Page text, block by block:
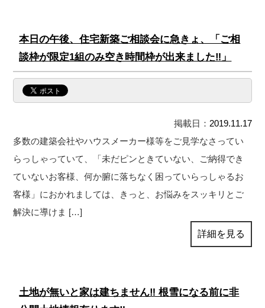
本日の午後、住宅新築ご相談会に急きょ、「ご相
談枠が限定1組のみ空き時間枠が出来ました‼」
掲載日： 2019.11.17
多数の建築会社やハウスメーカー様等をご見学なさってい
らっしゃっていて、「未だピンときていない、ご納得でき
ていないお客様、何か腑に落ちなく困っていらっしゃるお
客様」におかれましては、きっと、お悩みをスッキリとご
解決に導けま […]
詳細を見る
土地が無いと家は建ちません‼ 根雪になる前に非